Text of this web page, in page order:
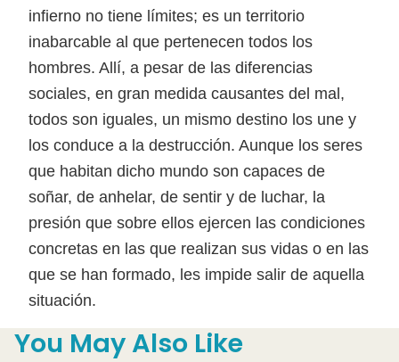
infierno no tiene límites; es un territorio
inabarcable al que pertenecen todos los
hombres. Allí, a pesar de las diferencias
sociales, en gran medida causantes del mal,
todos son iguales, un mismo destino los une y
los conduce a la destrucción. Aunque los seres
que habitan dicho mundo son capaces de
soñar, de anhelar, de sentir y de luchar, la
presión que sobre ellos ejercen las condiciones
concretas en las que realizan sus vidas o en las
que se han formado, les impide salir de aquella
situación.
You May Also Like